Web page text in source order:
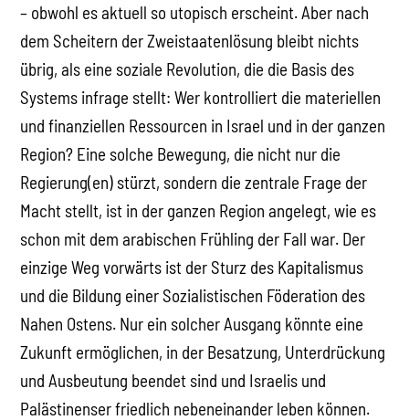
– obwohl es aktuell so utopisch erscheint. Aber nach
dem Scheitern der Zweistaatenlösung bleibt nichts
übrig, als eine soziale Revolution, die die Basis des
Systems infrage stellt: Wer kontrolliert die materiellen
und finanziellen Ressourcen in Israel und in der ganzen
Region? Eine solche Bewegung, die nicht nur die
Regierung(en) stürzt, sondern die zentrale Frage der
Macht stellt, ist in der ganzen Region angelegt, wie es
schon mit dem arabischen Frühling der Fall war. Der
einzige Weg vorwärts ist der Sturz des Kapitalismus
und die Bildung einer Sozialistischen Föderation des
Nahen Ostens. Nur ein solcher Ausgang könnte eine
Zukunft ermöglichen, in der Besatzung, Unterdrückung
und Ausbeutung beendet sind und Israelis und
Palästinenser friedlich nebeneinander leben können.